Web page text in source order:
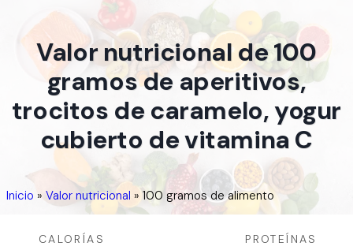
Valor nutricional de 100
gramos de aperitivos,
trocitos de caramelo, yogur
cubierto de vitamina C
Inicio » Valor nutricional » 100 gramos de alimento
CALORÍAS PROTEÍNAS